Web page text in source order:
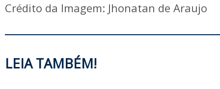
Crédito da Imagem: Jhonatan de Araujo
LEIA TAMBÉM!